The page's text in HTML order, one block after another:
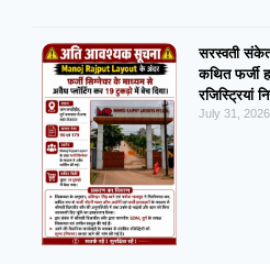
सरस्वती
कथित फर्जी
रजिस्ट्रियां
July 31, 2026